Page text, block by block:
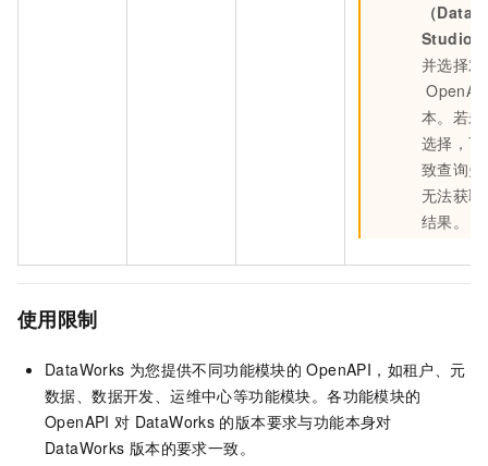
（Data
Studio）
并选择
本。若
选择，
致查询
无法获
结果。
使用限制
DataWorks 为您提供不同功能模块的 OpenAPI，如租户、元
数据、数据开发、运维中心等功能模块。各功能模块的
OpenAPI 对 DataWorks 的版本要求与功能本身对
DataWorks 版本的要求一致。